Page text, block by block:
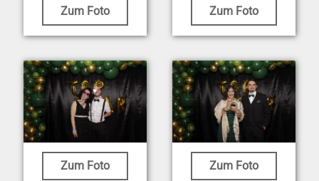
Zum Foto Zum Foto
Zum Foto Zum Foto